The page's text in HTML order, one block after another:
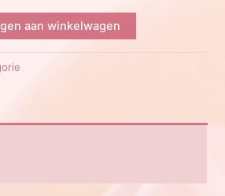
aan winkelwagen